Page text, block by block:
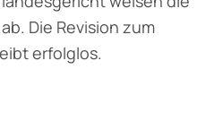
Die Revision zum
erfolglos.